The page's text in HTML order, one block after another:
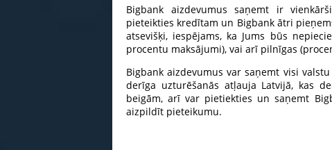
Bigbank aizdevumus saņemt ir
pieteikties kredītam un Bigbank ātri
atsevišķi, iespējams, ka Jums būs
procentu maksājumi), vai arī pilnīgas
Bigbank aizdevumus var saņemt visi
derīga uzturēšanās atļauja Latvijā, kas
beigām, arī var pietiekties un saņemt
aizpildīt pieteikumu.